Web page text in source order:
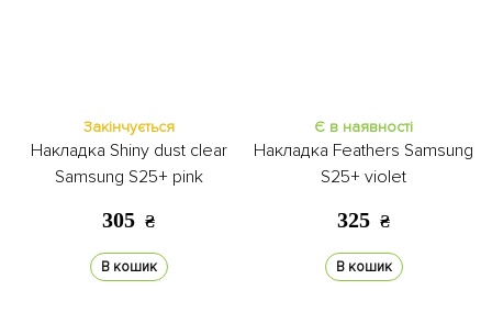
Закінчується
Накладка Shiny dust clear
Samsung S25+ pink
305 ₴
В кошик
Є в наявності
Накладка Feathers Samsung
S25+ violet
325 ₴
В кошик